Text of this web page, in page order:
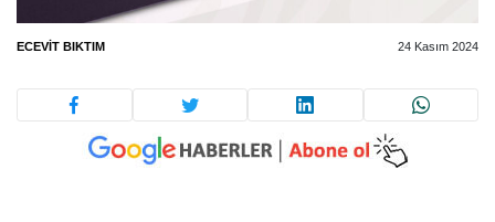
ECEVIT BIKTIM 24 Kasım 2024